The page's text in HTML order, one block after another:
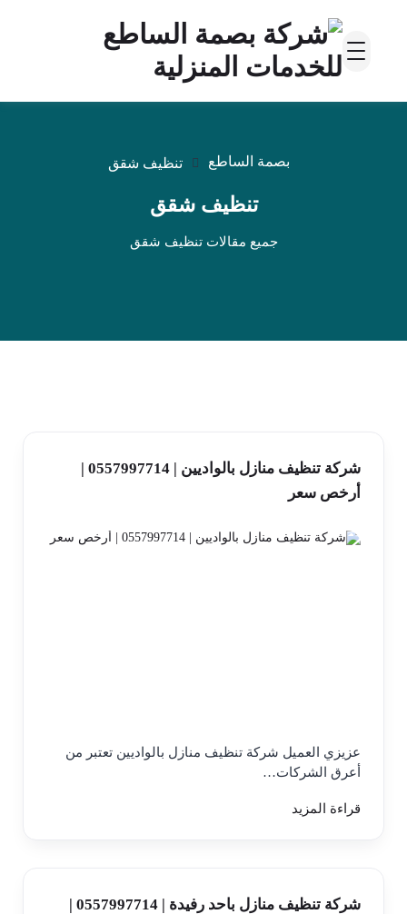
بصمة الساطع تنظيف شقق
تنظيف شقق
جميع مقالات تنظيف شقق
شركة تنظيف منازل بالواديين | 0557997714 |
أرخص سعر
عزيزي العميل شركة تنظيف منازل بالواديين تعتبر من
أعرق الشركات…
قراءة المزيد
شركة تنظيف منازل باحد رفيدة | 0557997714 |